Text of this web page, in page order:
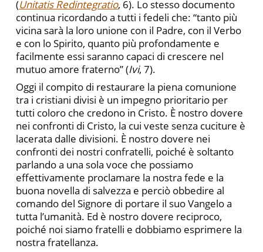
(Unitatis Redintegratio, 6). Lo stesso documento
continua ricordando a tutti i fedeli che: “tanto più
vicina sarà la loro unione con il Padre, con il Verbo
e con lo Spirito, quanto più profondamente e
facilmente essi saranno capaci di crescere nel
mutuo amore fraterno” (Ivi, 7).
Oggi il compito di restaurare la piena comunione
tra i cristiani divisi è un impegno prioritario per
tutti coloro che credono in Cristo. È nostro dovere
nei confronti di Cristo, la cui veste senza cuciture è
lacerata dalle divisioni. È nostro dovere nei
confronti dei nostri confratelli, poiché è soltanto
parlando a una sola voce che possiamo
effettivamente proclamare la nostra fede e la
buona novella di salvezza e perciò obbedire al
comando del Signore di portare il suo Vangelo a
tutta l’umanità. Ed è nostro dovere reciproco,
poiché noi siamo fratelli e dobbiamo esprimere la
nostra fratellanza.